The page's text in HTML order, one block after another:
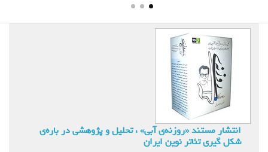
انتشار مستند «روزنه‌ی آبی» ، تحلیل و پژوهشی در باره‌ی
شكل گیری تئاتر نوین ایران